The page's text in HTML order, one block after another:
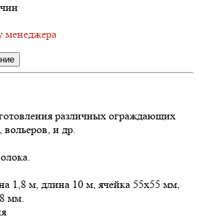
менеджера
различных ограждающих
вольеров, и др.
1,8 м, длина 10 м, ячейка 55х55 мм,
мм.